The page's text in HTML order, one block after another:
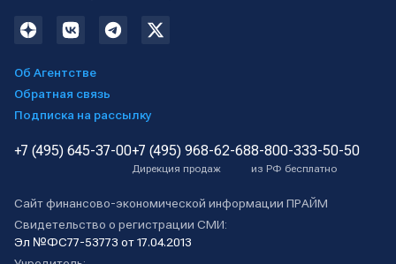
Об Агентстве
Обратная связь
Подписка на рассылку
+7 (495) 645-37-00+7 (495) 968-62-68
Дирекция продаж
8-800-333-50-50
из РФ бесплатно
Сайт финансово-экономической информации ПРАЙМ
Свидетельство о регистрации СМИ:
Эл №ФС77-53773 от 17.04.2013